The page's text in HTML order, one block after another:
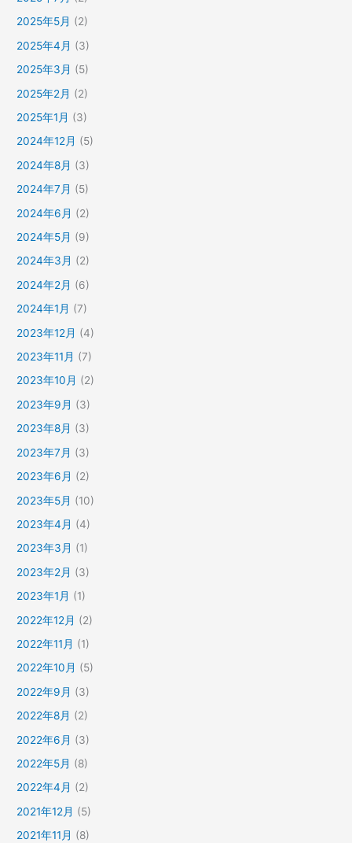
2025年5月 (2)
2025年4月 (3)
2025年3月 (5)
2025年2月 (2)
2025年1月 (3)
2024年12月 (5)
2024年8月 (3)
2024年7月 (5)
2024年6月 (2)
2024年5月 (9)
2024年3月 (2)
2024年2月 (6)
2024年1月 (7)
2023年12月 (4)
2023年11月 (7)
2023年10月 (2)
2023年9月 (3)
2023年8月 (3)
2023年7月 (3)
2023年6月 (2)
2023年5月 (10)
2023年4月 (4)
2023年3月 (1)
2023年2月 (3)
2023年1月 (1)
2022年12月 (2)
2022年11月 (1)
2022年10月 (5)
2022年9月 (3)
2022年8月 (2)
2022年6月 (3)
2022年5月 (8)
2022年4月 (2)
2021年12月 (5)
2021年11月 (8)